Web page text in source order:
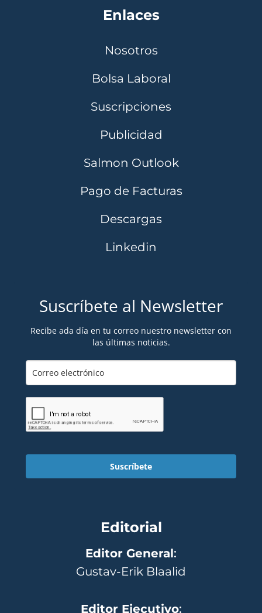
Enlaces
Nosotros
Bolsa Laboral
Suscripciones
Publicidad
Salmon Outlook
Pago de Facturas
Descargas
Linkedin
Suscríbete al Newsletter
Recibe ada día en tu correo nuestro newsletter con
las últimas noticias.
Suscríbete
Editorial
Editor General:
Gustav-Erik Blaalid
Editor Ejecutivo: